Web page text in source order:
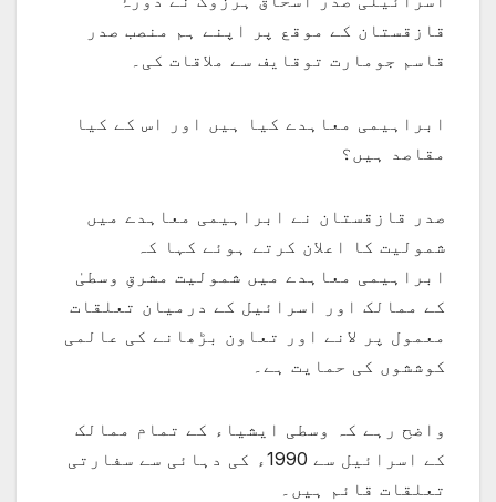
قازقستان کے موقع پر اپنے ہم منصب صدر
قاسم جومارت توقایف سے ملاقات کی۔
ابراہیمی معاہدے کیا ہیں اور اس کے کیا
مقاصد ہیں؟
صدر قازقستان نے ابراہیمی معاہدے میں
شمولیت کا اعلان کرتے ہوئے کہا کہ
ابراہیمی معاہدے میں شمولیت مشرقِ وسطیٰ
کے ممالک اور اسرائیل کے درمیان تعلقات
معمول پر لانے اور تعاون بڑھانے کی عالمی
کوششوں کی حمایت ہے۔
واضح رہے کہ وسطی ایشیاء کے تمام ممالک
کے اسرائیل سے 1990ء کی دہائی سے سفارتی
تعلقات قائم ہیں۔